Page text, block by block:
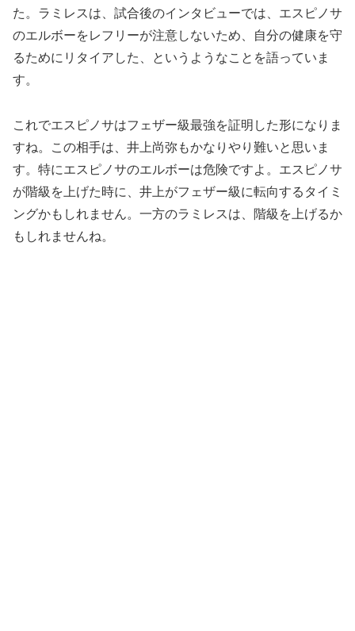
た。ラミレスは、試合後のインタビューでは、エスピノサ
のエルボーをレフリーが注意しないため、自分の健康を守
るためにリタイアした、というようなことを語っていま
す。
これでエスピノサはフェザー級最強を証明した形になりま
すね。この相手は、井上尚弥もかなりやり難いと思いま
す。特にエスピノサのエルボーは危険ですよ。エスピノサ
が階級を上げた時に、井上がフェザー級に転向するタイミ
ングかもしれません。一方のラミレスは、階級を上げるか
もしれませんね。